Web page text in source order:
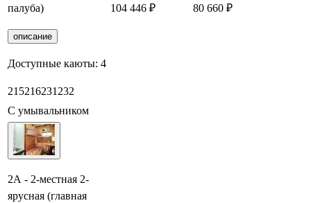
палуба)
описание
Доступные каюты: 4
215216231 232
104 446 ₽ 80 660 ₽
С умывальником
2А - 2-местная 2-
ярусная (главная